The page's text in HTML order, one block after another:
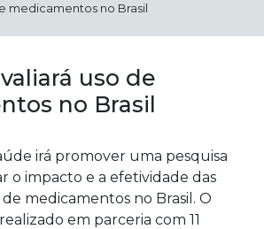
medicamentos no Brasil
uso de
no Brasil
irá promover uma pesquisa
o impacto e a efetividade das
medicamentos no Brasil. O
em parceria com 11